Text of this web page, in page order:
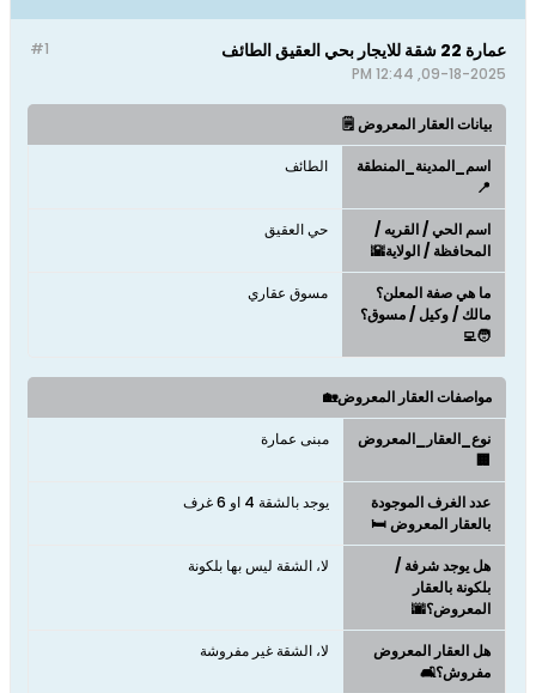
#1 عمارة 22 شقة للايجار بحي العقيق الطائف
09-18-2025, 12:44 PM
بيانات العقار المعروض 🗒️
اسم_المدينة_المنطقة
📍
الطائف
اسم الحي / القريه /
المحافظة / الولاية🌇
حي العقيق
ما هي صفة المعلن؟
مالك / وكيل / مسوق؟
🧑‍💻
مسوق عقاري
مواصفات العقار المعروض🏡
نوع_العقار_المعروض
🏢
مبنى عمارة
عدد الغرف الموجودة
بالعقار المعروض 🛏️
يوجد بالشقة 4 او 6 غرف
هل يوجد شرفة /
بلكونة بالعقار
المعروض؟🌆
لا، الشقة ليس بها بلكونة
هل العقار المعروض
مفروش؟🛋️
لا، الشقة غير مفروشة